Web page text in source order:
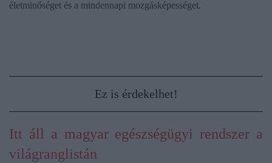
életminőséget és a mindennapi mozgásképességet.
Ez is érdekelhet!
Itt áll a magyar egészségügyi rendszer a
világranglistán